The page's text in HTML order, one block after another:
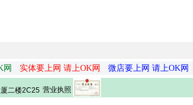
网 实体要上网 请上OK网 微店要上网 请上OK网
二楼2C25 营业执照